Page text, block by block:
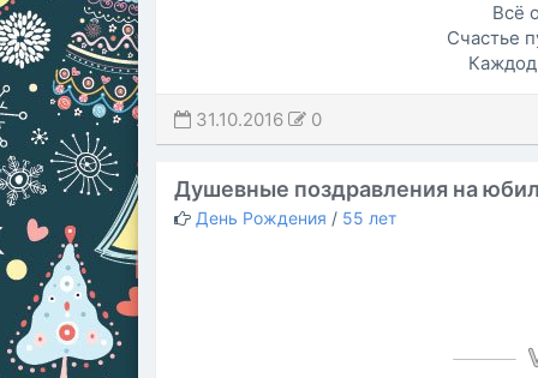
Всё
Счастье
31.10.2016 0
Душевные поздравления на
День Рождения / 55 лет